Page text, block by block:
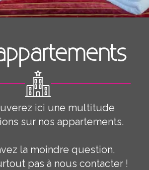
ici une multitude
sur nos appartements.
la moindre question,
pas à nous contacter !